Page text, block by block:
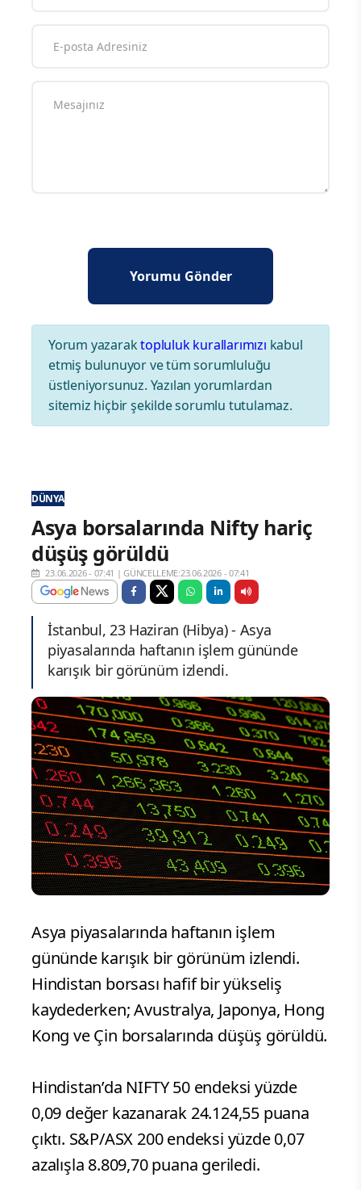
Yorum yazaraktopluluk kurallarımızı kabul
etmiş bulunuyor ve tüm sorumluluğu
üstleniyorsunuz. Yazılan yorumlardan
sitemiz hiçbir şekilde sorumlu tutulamaz.
DÜNYA
Asya borsalarında Nifty hariç
düşüş görüldü
23.06.2026 - 07:41 |GÜNCELLEME:23.06.2026 - 07:41
İstanbul, 23 Haziran (Hibya) - Asya
piyasalarında haftanın işlem gününde
karışık bir görünüm izlendi.
Asya piyasalarında haftanın işlem
gününde karışık bir görünüm izlendi.
Hindistan borsası hafif bir yükseliş
kaydederken; Avustralya, Japonya, Hong
Kong ve Çin borsalarında düşüş görüldü.
Hindistan’da NIFTY 50 endeksi yüzde
0,09 değer kazanarak 24.124,55 puana
çıktı. S&P/ASX 200 endeksi yüzde 0,07
azalışla 8.809,70 puana geriledi.